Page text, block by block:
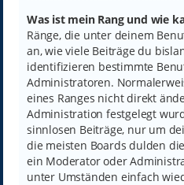
Was ist mein Rang und wie
Ränge, die unter deinem
an, wie viele Beiträge du
identifizieren bestimmte
Administratoren.
eines Ranges nicht direkt
Administration festgelegt
sinnlosen Beiträge, nur um
die meisten Boards dulden
ein Moderator oder
unter Umständen einfach